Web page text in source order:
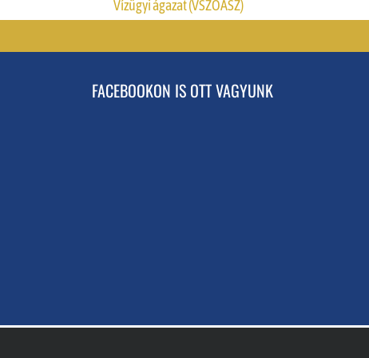
Vízügyi ágazat (VSZOÁSZ)
FACEBOOKON IS OTT VAGYUNK